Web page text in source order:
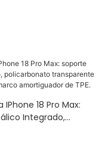
18 Pro Max:
Integrado,